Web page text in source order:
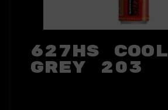
627HS Cool
Grey 203